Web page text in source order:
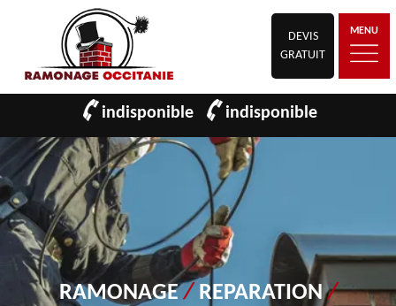
DEVIS
GRATUIT
MENU
indisponible indisponible
RAMONAGE/ REPARATION/